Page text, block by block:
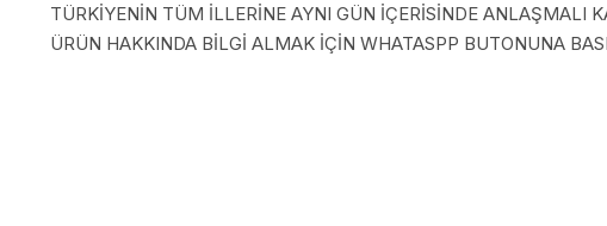
TÜRKİYENİN TÜM İLLERİNE AYNI GÜN İÇERİSİNDE ANLAŞMALI
ÜRÜN HAKKINDA BİLGİ ALMAK İÇİN WHATASPP BUTONUNA